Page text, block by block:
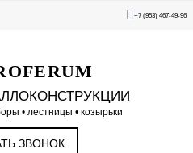
+7 (953) 467-49-96
• лестницы • козырьки
ЗВОНОК